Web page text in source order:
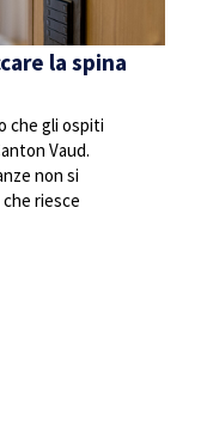
la spina
che gli ospiti
Vaud.
non si
riesce